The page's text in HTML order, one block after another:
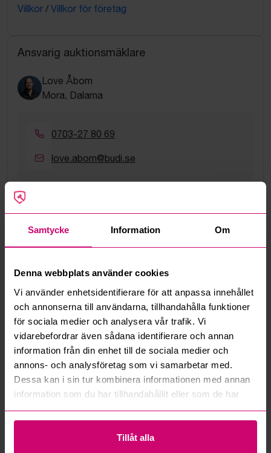
Samtycke Information Om
Denna webbplats använder cookies
Vi använder enhetsidentifierare för att anpassa innehållet
och annonserna till användarna, tillhandahålla funktioner
för sociala medier och analysera vår trafik. Vi
vidarebefordrar även sådana identifierare och annan
information från din enhet till de sociala medier och
annons- och analysföretag som vi samarbetar med.
Dessa kan i sin tur kombinera informationen med annan
information som du har tillhandahållit eller som de har
samlat in när du har använt deras tjänster.
Tillåt alla
Villkor / Villkor för företag
Ansvarig auktionsmäklare
Love Åbom
Mora, Dalarna
0703-27 80 69
love.abom@budi.se
Vanliga frågor och svar
Vad innebär serviceavgift?
Vad är ett reservationspris?
Hur fungerar maxbud?
Kan jag ångra ett bud?